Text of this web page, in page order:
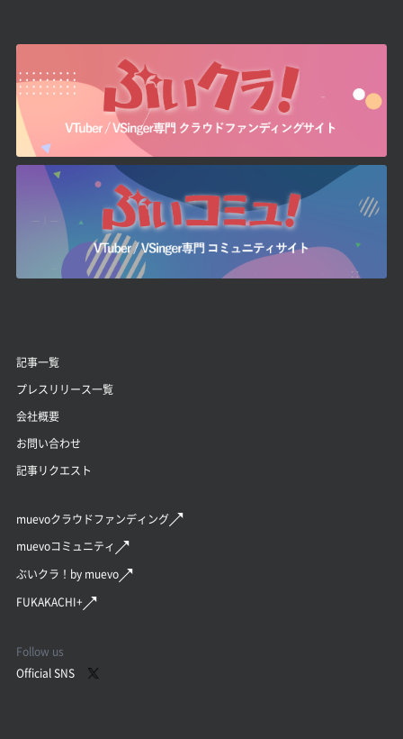
記事一覧
プレスリリース一覧
会社概要
お問い合わせ
記事リクエスト
muevoクラウドファンディング
muevoコミュニティ
ぶいクラ！by muevo
FUKAKACHI+
Follow us
Official SNS